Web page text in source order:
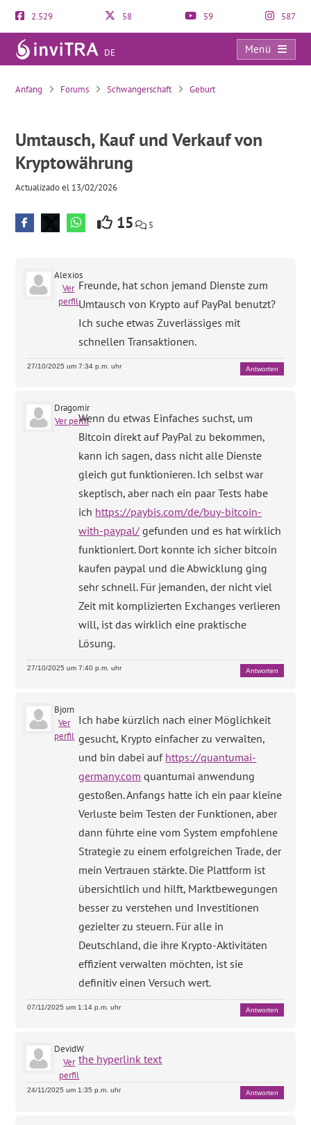
2.529 58 59 587
DE
Menü
Umtausch, Kauf und Verkauf von Kryptowährung
Anfang Forums Schwangerschaft Geburt
Umtausch, Kauf und Verkauf von
Kryptowährung
Actualizado el 13/02/2026
15 5
Alexios
Ver
perfil
Freunde, hat schon jemand Dienste zum
Umtausch von Krypto auf PayPal benutzt?
Ich suche etwas Zuverlässiges mit
schnellen Transaktionen.
27/10/2025 um 7:34 p.m. uhr Antworten
Dragomir
Ver perfilWenn du etwas Einfaches suchst, um
Bitcoin direkt auf PayPal zu bekommen,
kann ich sagen, dass nicht alle Dienste
gleich gut funktionieren. Ich selbst war
skeptisch, aber nach ein paar Tests habe
ich https://paybis.com/de/buy-bitcoin-
with-paypal/ gefunden und es hat wirklich
funktioniert. Dort konnte ich sicher bitcoin
kaufen paypal und die Abwicklung ging
sehr schnell. Für jemanden, der nicht viel
Zeit mit komplizierten Exchanges verlieren
will, ist das wirklich eine praktische
Lösung.
27/10/2025 um 7:40 p.m. uhr Antworten
Bjorn
Ver
perfil
Ich habe kürzlich nach einer Möglichkeit
gesucht, Krypto einfacher zu verwalten,
und bin dabei auf https://quantumai-
germany.com quantumai anwendung
gestoßen. Anfangs hatte ich ein paar kleine
Verluste beim Testen der Funktionen, aber
dann führte eine vom System empfohlene
Strategie zu einem erfolgreichen Trade, der
mein Vertrauen stärkte. Die Plattform ist
übersichtlich und hilft, Marktbewegungen
besser zu verstehen und Investitionen
gezielter zu steuern. Für alle in
Deutschland, die ihre Krypto-Aktivitäten
effizient verwalten möchten, ist sie
definitiv einen Versuch wert.
07/11/2025 um 1:14 p.m. uhr Antworten
DevidW
Ver
perfil
the hyperlink text
24/11/2025 um 1:35 p.m. uhr Antworten